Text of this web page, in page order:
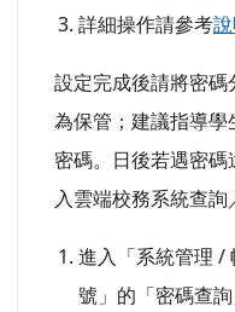
詳細操作請參考
設定完成後請將密
為保管；建議指導
密碼。日後若遇密
入雲端校務系統查詢
進入「系統管理 /
號」的「密碼查詢